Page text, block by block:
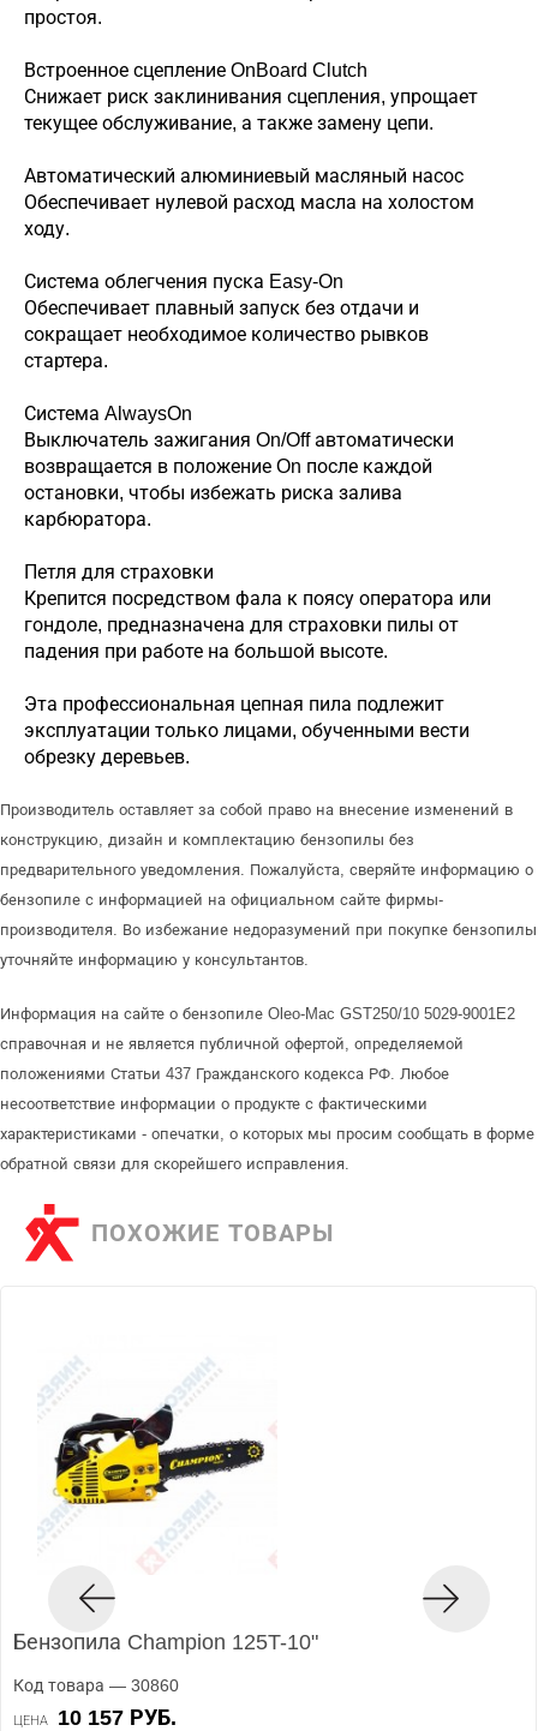
простоя.
Встроенное сцепление OnBoard Clutch
Снижает риск заклинивания сцепления, упрощает
текущее обслуживание, а также замену цепи.
Автоматический алюминиевый масляный насос
Обеспечивает нулевой расход масла на холостом
ходу.
Система облегчения пуска Easy-On
Обеспечивает плавный запуск без отдачи и
сокращает необходимое количество рывков
стартера.
Система AlwaysOn
Выключатель зажигания On/Off автоматически
возвращается в положение On после каждой
остановки, чтобы избежать риска залива
карбюратора.
Петля для страховки
Крепится посредством фала к поясу оператора или
гондоле, предназначена для страховки пилы от
падения при работе на большой высоте.
Эта профессиональная цепная пила подлежит
эксплуатации только лицами, обученными вести
обрезку деревьев.
Производитель оставляет за собой право на внесение изменений в
конструкцию, дизайн и комплектацию бензопилы без
предварительного уведомления. Пожалуйста, сверяйте информацию о
бензопиле с информацией на официальном сайте фирмы-
производителя. Во избежание недоразумений при покупке бензопилы
уточняйте информацию у консультантов.
Информация на сайте о бензопиле Oleo-Mac GST250/10 5029-9001E2
справочная и не является публичной офертой, определяемой
положениями Статьи 437 Гражданского кодекса РФ. Любое
несоответствие информации о продукте с фактическими
характеристиками - опечатки, о которых мы просим сообщать в форме
обратной связи для скорейшего исправления.
ПОХОЖИЕ ТОВАРЫ
Бензопила Champion 125T-10"
Код товара — 30860
ЦЕНА 10 157 РУБ.